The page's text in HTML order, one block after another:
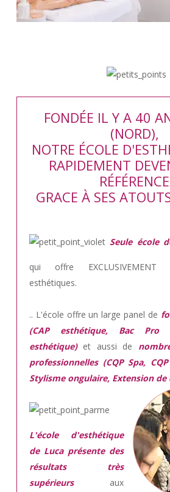
FONDÉE IL Y A 40
(NORD),
NOTRE ÉCOLE
RAPIDEMENT
RÉFÉRENCE
GRACE À SES
Seule école
qui offre EXCLUSIVEMENT des formations
esthétiques.
.. L'école offre un large panel de
(CAP esthétique, Bac Pro
esthétique) et aussi de
professionnelles (CQP Spa,
Stylisme ongulaire, Extension de
L'école d'esthétique
de Luca présente des
résultats très
supérieurs aux